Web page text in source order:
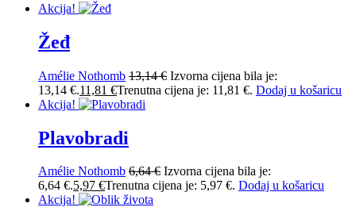
Akcija!
Žeđ
Amélie Nothomb 13,14€ Izvorna cijena bila je:
13,14 €.11,81 €Trenutna cijena je: 11,81 €. Dodaj u košaricu
Akcija!
Plavobradi
Amélie Nothomb 6,64€ Izvorna cijena bila je:
6,64 €.5,97 €Trenutna cijena je: 5,97 €. Dodaj u košaricu
Akcija!